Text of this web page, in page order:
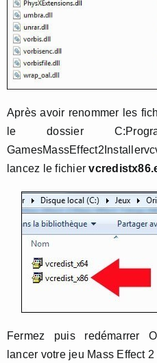
Après avoir renommer les
le dossier
lancez le fichier
Fermez puis redémarrer
lancer votre jeu Mass Effect 2